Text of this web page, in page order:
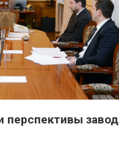
перспективы